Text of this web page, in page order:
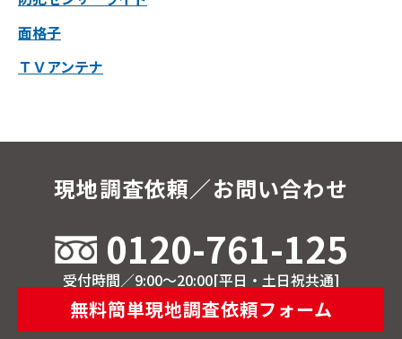
面格子
ＴＶアンテナ
現地調査依頼／お問い合わせ
0120-761-125
受付時間／9:00～20:00[平日・土日祝共通]
無料簡単現地調査依頼フォーム